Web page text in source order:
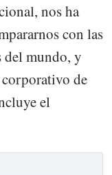
nos ha
con las
del mundo, y
corporativo de
el